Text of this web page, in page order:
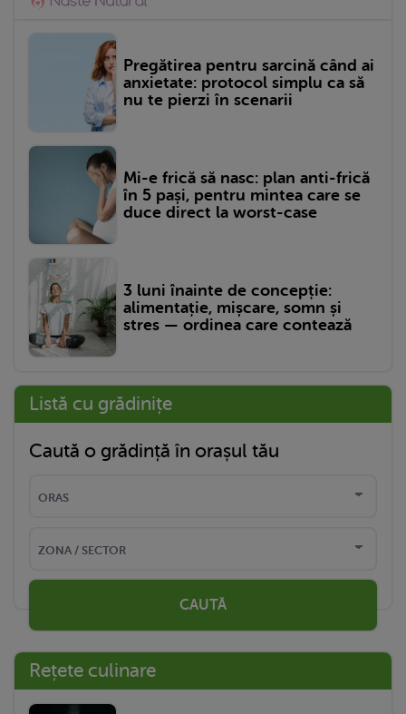
Pregătirea pentru sarcină când ai
anxietate: protocol simplu ca să
nu te pierzi în scenarii
Mi-e frică să nasc: plan anti-frică
în 5 pași, pentru mintea care se
duce direct la worst-case
3 luni înainte de concepție:
alimentație, mișcare, somn și
stres — ordinea care contează
Listă cu grădinițe
Caută o grădință în orașul tău
CAUTĂ
Rețete culinare